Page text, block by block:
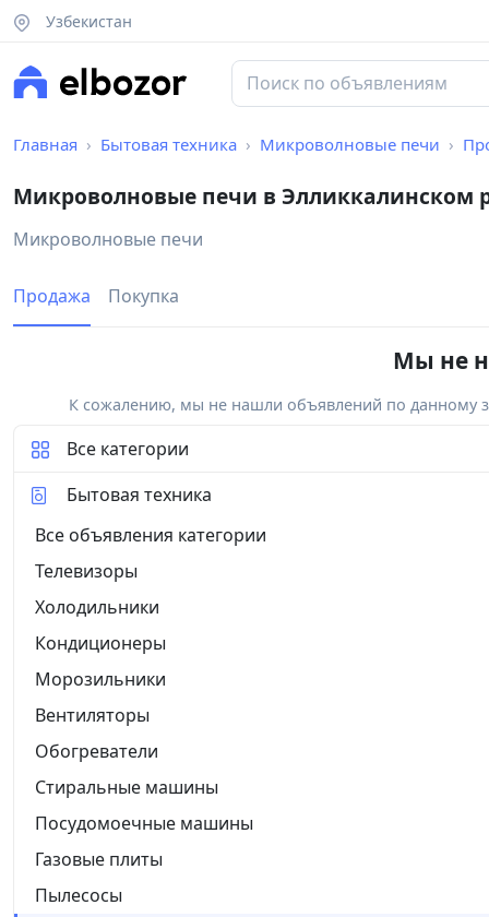
Узбекистан
Главная Бытовая техника Микроволновые печи
Микроволновые печи в Элликкалинском
Микроволновые печи
Продажа Покупка
Мы не
К сожалению, мы не нашли объявлений по данному
Все категории
Бытовая техника
Все объявления категории
Телевизоры
Холодильники
Кондиционеры
Морозильники
Вентиляторы
Обогреватели
Стиральные машины
Посудомоечные машины
Газовые плиты
Пылесосы